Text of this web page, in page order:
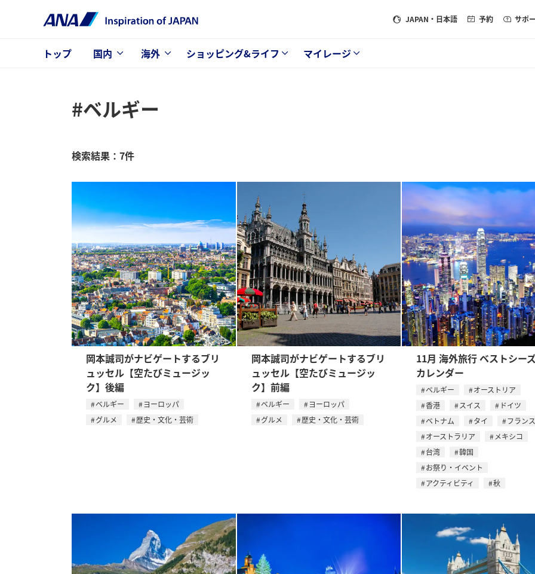
JAPAN ・日本語 予約 サポ
トップ 国内 海外 ショッピング&ライフ マイレージ
#ベルギー
検索結果：7件
岡本誠司がナビゲートするブリ
ュッセル【空たびミュージッ
ク】後編
ベルギー
ヨーロッパ
グルメ
歴史・文化・芸術
岡本誠司がナビゲートするブリ
ュッセル【空たびミュージッ
ク】前編
ベルギー
ヨーロッパ
グルメ
歴史・文化・芸術
11月 海外旅行 ベストシー
カレンダー
ベルギー
オーストリア
香港
スイス
ドイツ
ベトナム
タイ
フランス
オーストラリア
メキシコ
台湾
韓国
お祭り・イベント
アクティビティ
秋